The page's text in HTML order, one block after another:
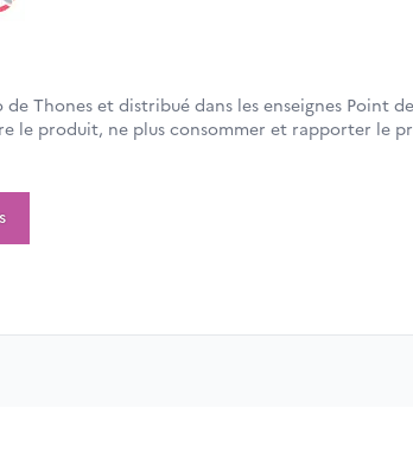
Thones et distribué dans les enseignes Point
le produit, ne plus consommer et rapporter le